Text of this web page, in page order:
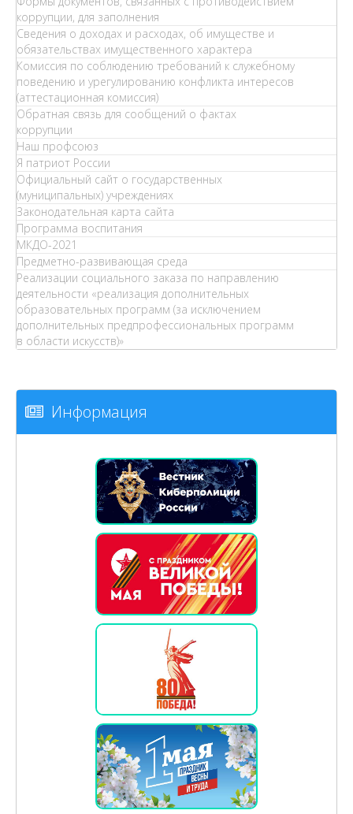
коррупции, для заполнения
Сведения о доходах и расходах, об имуществе и
обязательствах имущественного характера
Комиссия по соблюдению требований к служебному
поведению и урегулированию конфликта интересов
(аттестационная комиссия)
Обратная связь для сообщений о фактах
коррупции
Наш профсоюз
Я патриот России
Официальный сайт о государственных
(муниципальных) учреждениях
Законодательная карта сайта
Программа воспитания
МКДО-2021
Предметно-развивающая среда
Реализации социального заказа по направлению
деятельности «реализация дополнительных
образовательных программ (за исключением
дополнительных предпрофессиональных программ
в области искусств)»
Информация